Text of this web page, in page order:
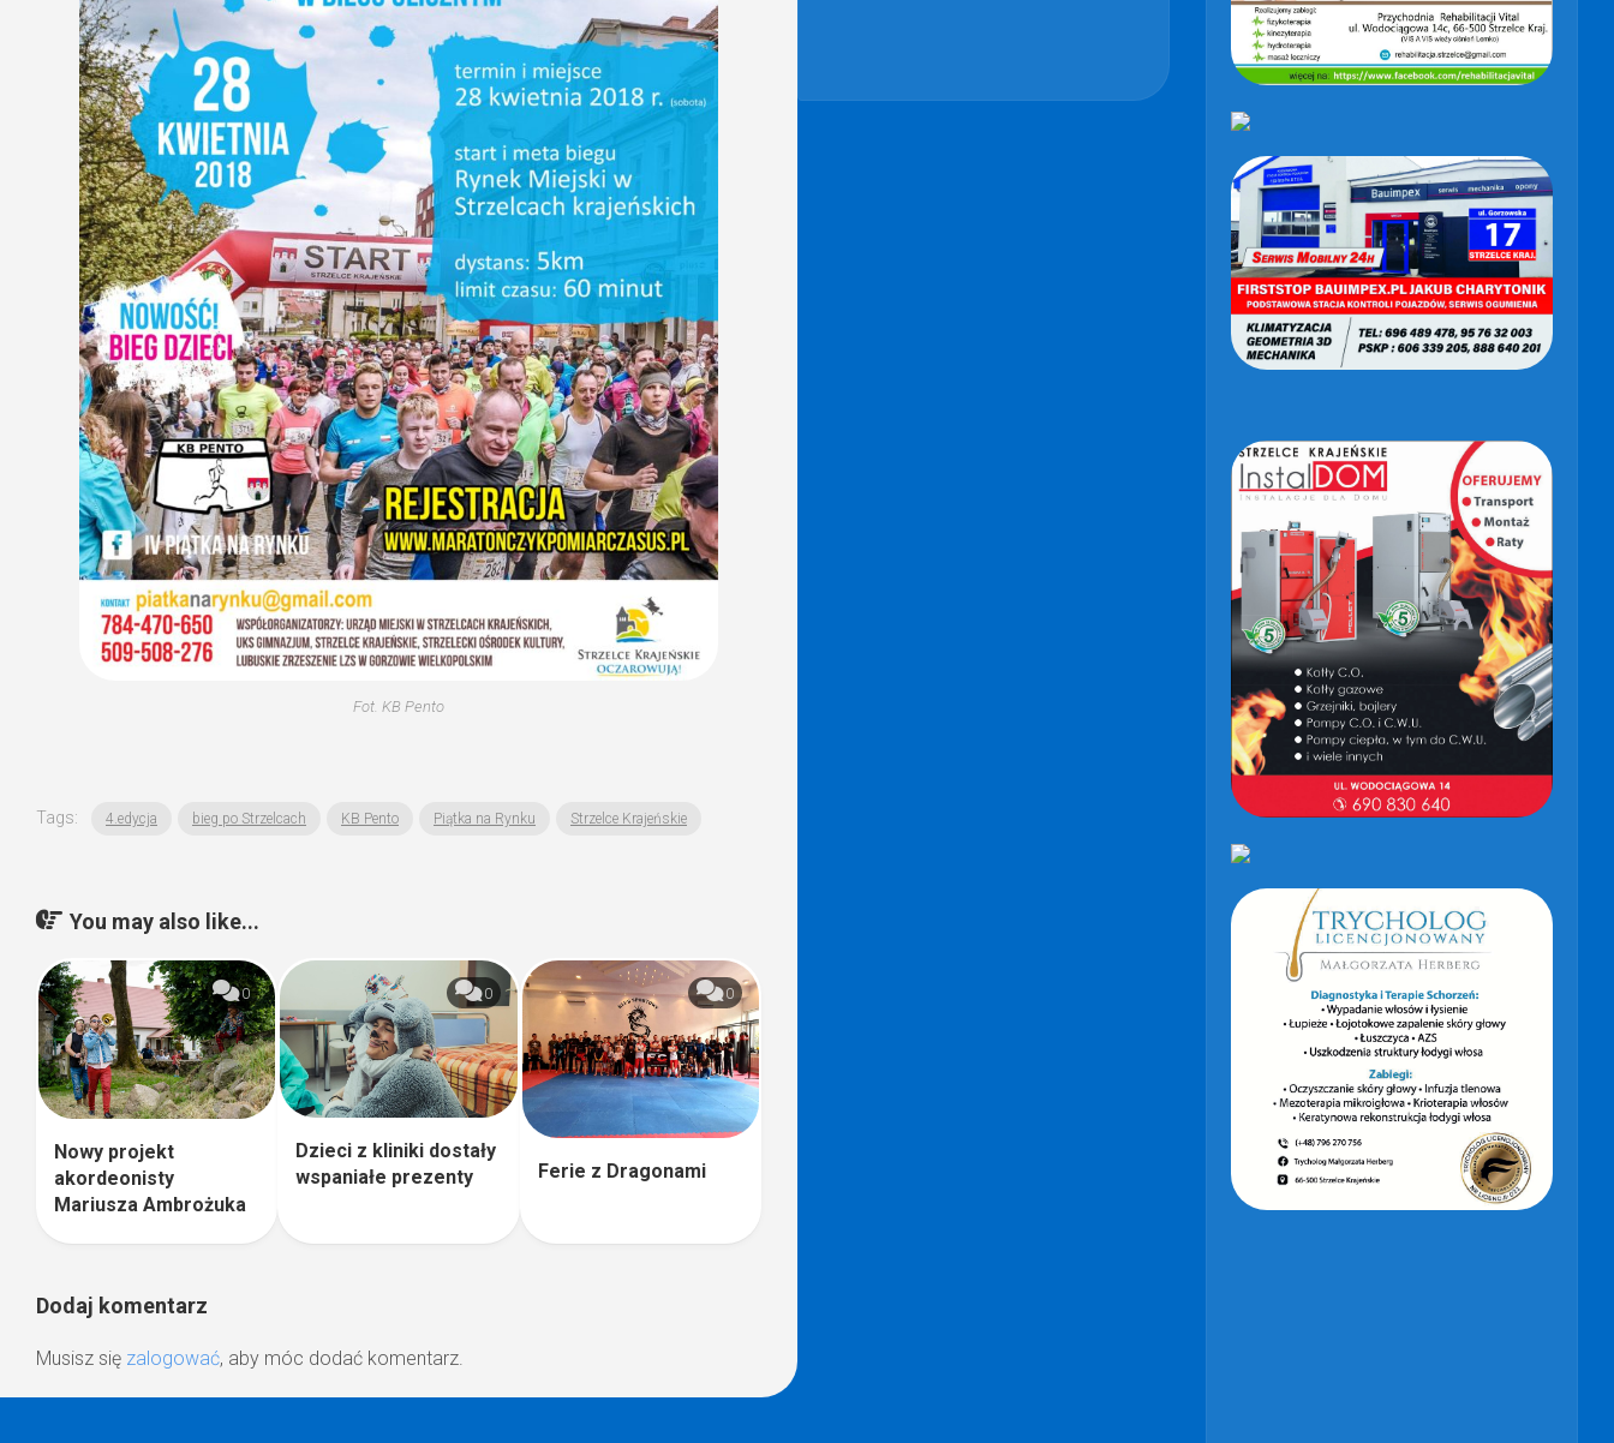
Fot. KB Pento
Tags: 4.edycja bieg po Strzelcach KB Pento Piątka na Rynku Strzelce Krajeńskie
You may also like...
0
Nowy projekt
akordeonisty
Mariusza Ambrożuka
0
Dzieci z kliniki dostały
wspaniałe prezenty
0
Ferie z Dragonami
Dodaj komentarz
Musisz się zalogować, aby móc dodać komentarz.